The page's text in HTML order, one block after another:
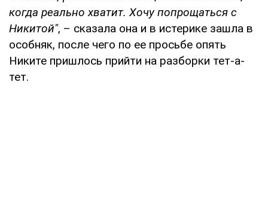
когда реально хватит. Хочу попрощаться с
Никитой", – сказала она и в истерике зашла в
особняк, после чего по ее просьбе опять
Никите пришлось прийти на разборки тет-а-
тет.